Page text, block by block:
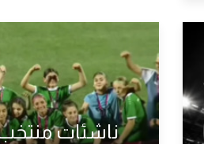
ناشئات